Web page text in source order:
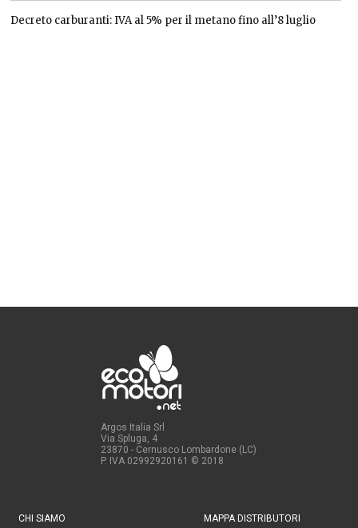
Decreto carburanti: IVA al 5% per il metano fino all’8 luglio
Argos Italia Srl
Via Spluga, 4
23870 - Cernusco Lombardone (LC)
P. IVA 02992920161 © 2018
CHI SIAMO MAPPA DISTRIBUTORI